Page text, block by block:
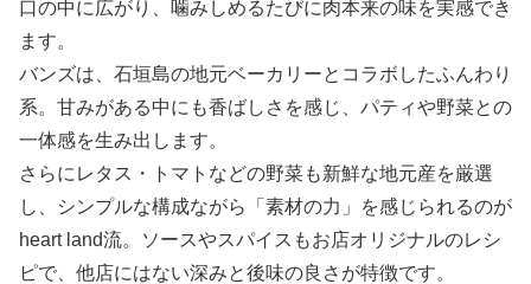
口の中に広がり、噛みしめるたびに肉本来の味を実感でき
ます。
バンズは、石垣島の地元ベーカリーとコラボしたふんわり
系。甘みがある中にも香ばしさを感じ、パティや野菜との
一体感を生み出します。
さらにレタス・トマトなどの野菜も新鮮な地元産を厳選
し、シンプルな構成ながら「素材の力」を感じられるのが
heart land流。ソースやスパイスもお店オリジナルのレシ
ピで、他店にはない深みと後味の良さが特徴です。